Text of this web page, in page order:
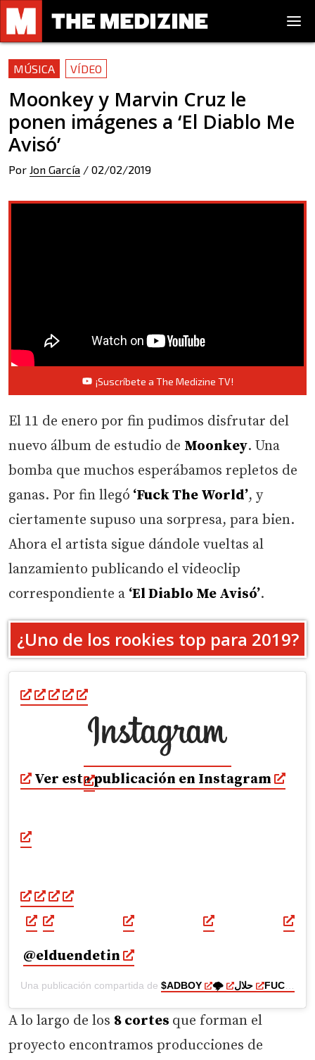
MÚSICA VÍDEO
Moonkey y Marvin Cruz le
ponen imágenes a ‘El Diablo Me
Avisó’
Por Jon García / 02/02/2019
¡Suscríbete a The Medizine TV!
El 11 de enero por fin pudimos disfrutar del
nuevo álbum de estudio de Moonkey. Una
bomba que muchos esperábamos repletos de
ganas. Por fin llegó ‘Fuck The World’, y
ciertamente supuso una sorpresa, para bien.
Ahora el artista sigue dándole vueltas al
lanzamiento publicando el videoclip
correspondiente a ‘El Diablo Me Avisó’.
¿Uno de los rookies top para 2019?
Ver esta publicación en Instagram
@elduendetin
Una publicación compartida de $ADBOY 🌩️ حلال FUCK THE WORLD
A lo largo de los 8 cortes que forman el
proyecto encontramos producciones de